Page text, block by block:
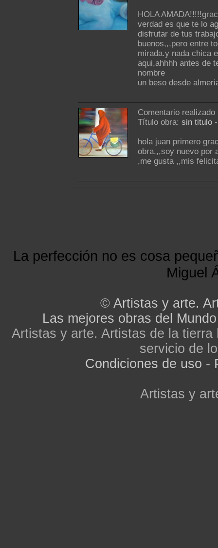
HOLA
verdad es que te lo
disfrutar de tus
buenos,,,pero entre
mirada.y nada chica
aqui,ahhhh antes de
nombre
un beso desde
Comentario
Título obra: sin titulo
hola juan primero
obra,,,soy nuevo por
,me gusta ,,mis
La perfección no es cosa
Miguel
© Artistas y arte.
Las mejores obras del Mundo
Artistas y arte. Artistas de la
servicio de
Condiciones de uso -
Artistas y